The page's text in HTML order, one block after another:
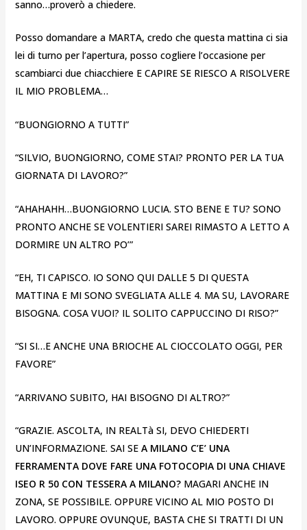
sanno…proverò a chiedere.
Posso domandare a MARTA, credo che questa mattina ci sia
lei di turno per l’apertura, posso cogliere l’occasione per
scambiarci due chiacchiere E CAPIRE SE RIESCO A RISOLVERE
IL MIO PROBLEMA…
“BUONGIORNO A TUTTI”
“SILVIO, BUONGIORNO, COME STAI? PRONTO PER LA TUA
GIORNATA DI LAVORO?”
“AHAHAHH…BUONGIORNO LUCIA. STO BENE E TU? SONO
PRONTO ANCHE SE VOLENTIERI SAREI RIMASTO A LETTO A
DORMIRE UN ALTRO PO’”
“EH, TI CAPISCO. IO SONO QUI DALLE 5 DI QUESTA
MATTINA E MI SONO SVEGLIATA ALLE 4. MA SU, LAVORARE
BISOGNA. COSA VUOI? IL SOLITO CAPPUCCINO DI RISO?”
“SI SI…E ANCHE UNA BRIOCHE AL CIOCCOLATO OGGI, PER
FAVORE”
“ARRIVANO SUBITO, HAI BISOGNO DI ALTRO?”
“GRAZIE. ASCOLTA, IN REALTà SI, DEVO CHIEDERTI
UN’INFORMAZIONE. SAI SE A MILANO C’E’ UNA
FERRAMENTA DOVE FARE UNA FOTOCOPIA DI UNA CHIAVE
ISEO R 50 CON TESSERA A MILANO?MAGARI ANCHE IN
ZONA, SE POSSIBILE. OPPURE VICINO AL MIO POSTO DI
LAVORO. OPPURE OVUNQUE, BASTA CHE SI TRATTI DI UN